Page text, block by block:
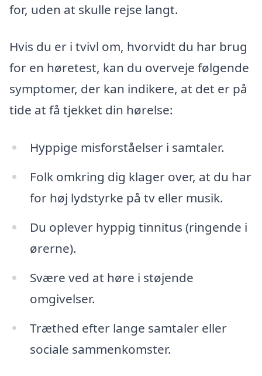
for, uden at skulle rejse langt.
Hvis du er i tvivl om, hvorvidt du har brug
for en høretest, kan du overveje følgende
symptomer, der kan indikere, at det er på
tide at få tjekket din hørelse:
Hyppige misforståelser i samtaler.
Folk omkring dig klager over, at du har
for høj lydstyrke på tv eller musik.
Du oplever hyppig tinnitus (ringende i
ørerne).
Svære ved at høre i støjende
omgivelser.
Træthed efter lange samtaler eller
sociale sammenkomster.